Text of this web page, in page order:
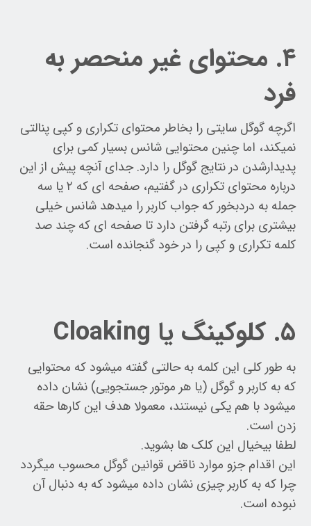
۴. محتوای غیر منحصر به
فرد
اگرچه گوگل سایتی را بخاطر محتوای تکراری و کپی پنالتی
نمیکند، اما چنین محتوایی شانس بسیار کمی برای
پدیدارشدن در نتایج گوگل را دارد. جدای آنچه پیش از این
درباره محتوای تکراری در گفتیم، صفحه ای که ۲ یا سه
جمله به دردبخور که جواب کاربر را میدهد شانس خیلی
بیشتری برای رتبه گرفتن دارد تا صفحه ای که چند صد
کلمه تکراری و کپی را در خود گنجانده است.
۵. کلوکینگ یا Cloaking
به طور کلی این کلمه به حالتی گفته میشود که محتوایی
که به کاربر و گوگل (یا هر موتور جستجویی) نشان داده
میشود با هم یکی نیستند، معمولا هدف این کارها حقه
زدن است.
لطفا بیخیال این کلک ها بشوید.
این اقدام جزو موارد ناقض قوانین گوگل محسوب میگردد
چرا که به کاربر چیزی نشان داده میشود که به دنبال آن
نبوده است.